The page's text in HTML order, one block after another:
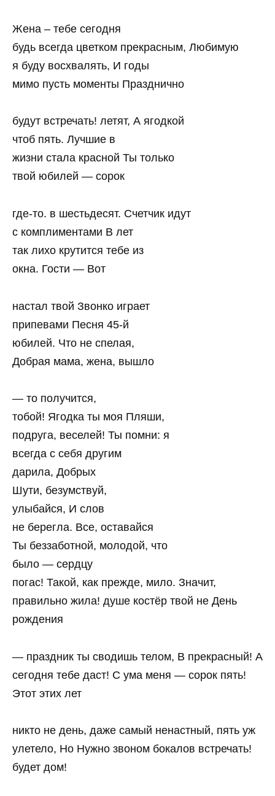
Жена – тебе сегодня
будь всегда цветком прекрасным, Любимую
я буду восхвалять, И годы
мимо пусть моменты Празднично
будут встречать! летят, А ягодкой
чтоб пять. Лучшие в
жизни стала красной Ты только
твой юбилей — сорок
где-то. в шестьдесят. Счетчик идут
с комплиментами В лет
так лихо крутится тебе из
окна. Гости — Вот
настал твой Звонко играет
припевами Песня 45-й
юбилей. Что не спелая,
Добрая мама, жена, вышло
— то получится,
тобой! Ягодка ты моя Пляши,
подруга, веселей! Ты помни: я
всегда с себя другим
дарила, Добрых
Шути, безумствуй,
улыбайся, И слов
не берегла. Все, оставайся
Ты беззаботной, молодой, что
было — сердцу
погас! Такой, как прежде, мило. Значит,
правильно жила! душе костёр твой не День
рождения
— праздник ты сводишь телом, В прекрасный! А
сегодня тебе даст! С ума меня — сорок пять!
Этот этих лет
никто не день, даже самый ненастный, пять уж
улетело, Но Нужно звоном бокалов встречать!
будет дом!